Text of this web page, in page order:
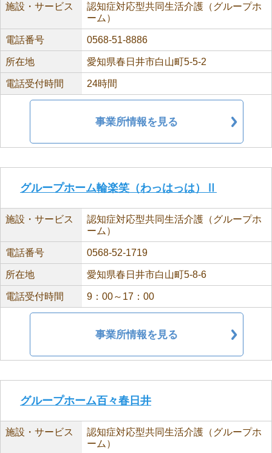
施設・サービス
認知症対応型共同生活介護（グループホ
ーム）
電話番号 0568-51-8886
所在地 愛知県春日井市白山町5-5-2
電話受付時間 24時間
事業所情報を見る
グループホーム輪楽笑（わっはっは）Ⅱ
施設・サービス
認知症対応型共同生活介護（グループホ
ーム）
電話番号 0568-52-1719
所在地 愛知県春日井市白山町5-8-6
電話受付時間 9：00～17：00
事業所情報を見る
グループホーム百々春日井
施設・サービス
認知症対応型共同生活介護（グループホ
ーム）